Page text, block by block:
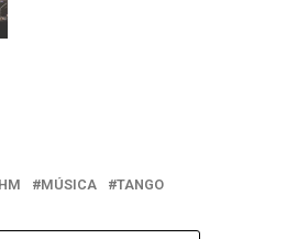
MÚSICA TANGO